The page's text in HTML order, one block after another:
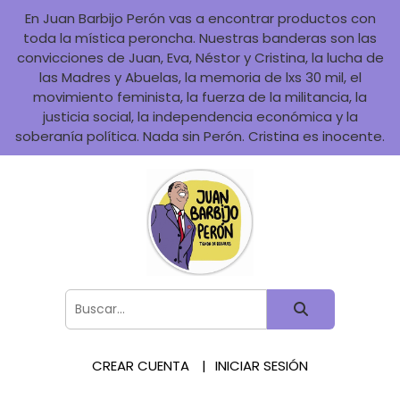
En Juan Barbijo Perón vas a encontrar productos con
toda la mística peroncha. Nuestras banderas son las
convicciones de Juan, Eva, Néstor y Cristina, la lucha de
las Madres y Abuelas, la memoria de lxs 30 mil, el
movimiento feminista, la fuerza de la militancia, la
justicia social, la independencia económica y la
soberanía política. Nada sin Perón. Cristina es inocente.
CREAR CUENTA INICIAR SESIÓN